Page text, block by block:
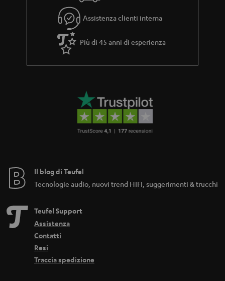
Assistenza clienti interna
Più di 45 anni di esperienza
Il blog di Teufel
Tecnologie audio, nuovi trend HIFI, suggerimenti & trucchi
Teufel Support
Assistenza
Contatti
Resi
Traccia spedizione